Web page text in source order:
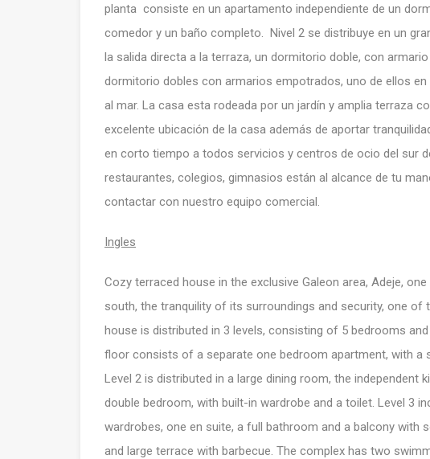
planta consiste en un apartamento independiente de un
comedor y un baño completo. Nivel 2 se distribuye en un
la salida directa a la terraza, un dormitorio doble, con
dormitorio dobles con armarios empotrados, uno de ellos
al mar. La casa esta rodeada por un jardín y amplia terraza
excelente ubicación de la casa además de aportar
en corto tiempo a todos servicios y centros de ocio del sur
restaurantes, colegios, gimnasios están al alcance de tu
contactar con nuestro equipo comercial.
Ingles
Cozy terraced house in the exclusive Galeon area, Adeje,
south, the tranquility of its surroundings and security, one of
house is distributed in 3 levels, consisting of 5 bedrooms
floor consists of a separate one bedroom apartment, with a
Level 2 is distributed in a large dining room, the independent
double bedroom, with built-in wardrobe and a toilet. Level 3
wardrobes, one en suite, a full bathroom and a balcony with
and large terrace with barbecue. The complex has two